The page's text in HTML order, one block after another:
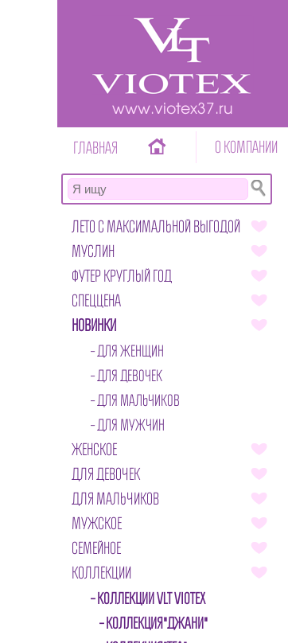
www.viotex37.ru
ГЛАВНАЯ О КОМПАНИИ
ЛЕТО С МАКСИМАЛЬНОЙ ВЫГОДОЙ
МУСЛИН
ФУТЕР КРУГЛЫЙ ГОД
СПЕЦЦЕНА
НОВИНКИ
ДЛЯ ЖЕНЩИН
ДЛЯ ДЕВОЧЕК
ДЛЯ МАЛЬЧИКОВ
ДЛЯ МУЖЧИН
ЖЕНСКОЕ
ДЛЯ ДЕВОЧЕК
ДЛЯ МАЛЬЧИКОВ
МУЖСКОЕ
СЕМЕЙНОЕ
КОЛЛЕКЦИИ
КОЛЛЕКЦИИ VLT VIOTEX
КОЛЛЕКЦИЯ"ДЖАНИ"